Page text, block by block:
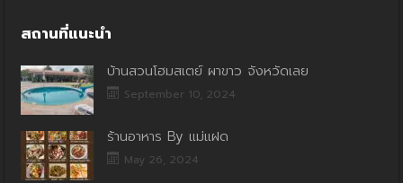
สถานที่แนะนำ
บ้านสวนโฮมสเตย์ ผาขาว จังหวัดเลย
September 10, 2024
ร้านอาหาร By แม่แฝด
May 26, 2024